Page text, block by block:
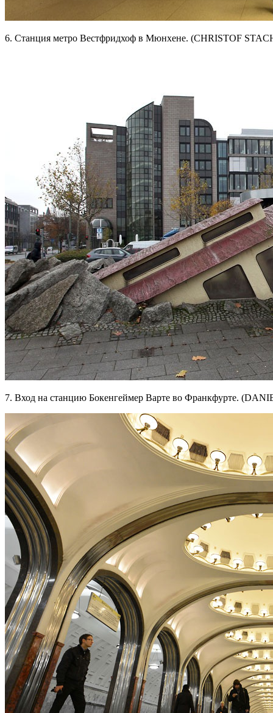
6. Станция метро Вестфридхоф в Мюнхене. (CHRISTOF
7. Вход на станцию Бокенгеймер Варте во Франкфурте.